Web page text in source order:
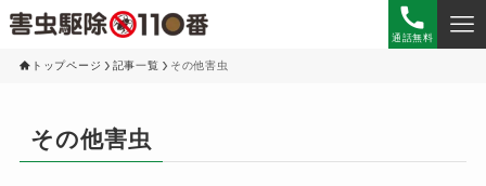
通話無料
トップページ 記事一覧 その他害虫
その他害虫